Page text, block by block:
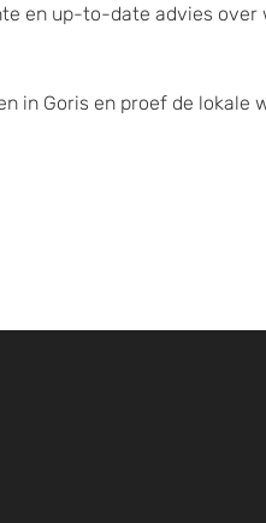
en up-to-date advies over
in Goris en proef de lokale